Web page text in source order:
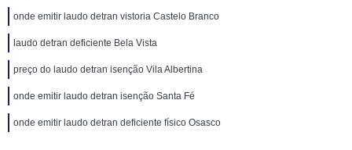
onde emitir laudo detran vistoria Castelo Branco
laudo detran deficiente Bela Vista
preço do laudo detran isenção Vila Albertina
onde emitir laudo detran isenção Santa Fé
onde emitir laudo detran deficiente físico Osasco